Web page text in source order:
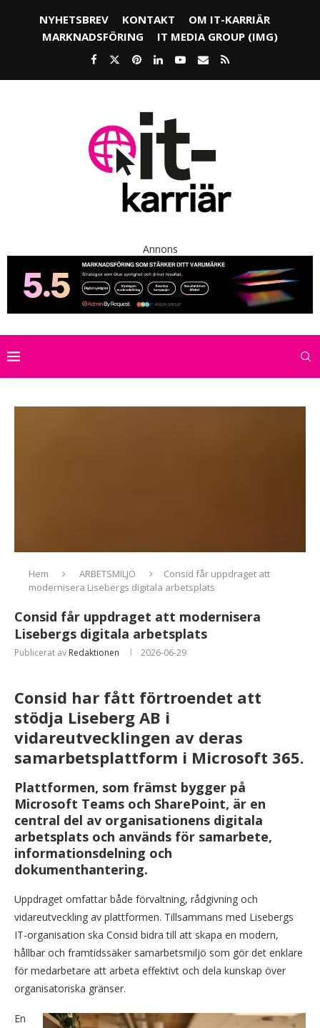
NYHETSBREV KONTAKT
OM IT-KARRIÄR
MARKNADSFÖRING
IT MEDIA GROUP (IMG)
Annons
Hem ARBETSMILJÖ
Consid får uppdraget att
modernisera Lisebergs digitala arbetsplats
Consid får uppdraget att modernisera
Lisebergs digitala arbetsplats
Publicerat av Redaktionen 2026-06-29
Consid har fått förtroendet att
stödja Liseberg AB i
vidareutvecklingen av deras
samarbetsplattform i Microsoft 365.
Plattformen, som främst bygger på
Microsoft Teams och SharePoint, är en
central del av organisationens digitala
arbetsplats och används för samarbete,
informationsdelning och
dokumenthantering.
Uppdraget omfattar både förvaltning, rådgivning och
vidareutveckling av plattformen. Tillsammans med Lisebergs
IT-organisation ska Consid bidra till att skapa en modern,
hållbar och framtidssäker samarbetsmiljö som gör det enklare
för medarbetare att arbeta effektivt och dela kunskap över
organisatoriska gränser.
En